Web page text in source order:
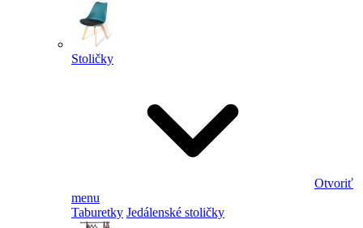
Stoličky
Otvoriť
menu
Taburetky Jedálenské stoličky